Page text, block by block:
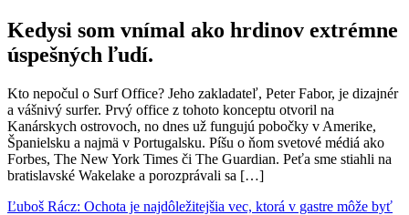
Kedysi som vnímal ako hrdinov extrémne
úspešných ľudí.
Kto nepočul o Surf Office? Jeho zakladateľ, Peter Fabor, je dizajnér
a vášnivý surfer. Prvý office z tohoto konceptu otvoril na
Kanárskych ostrovoch, no dnes už fungujú pobočky v Amerike,
Španielsku a najmä v Portugalsku. Píšu o ňom svetové médiá ako
Forbes, The New York Times či The Guardian. Peťa sme stiahli na
bratislavské Wakelake a porozprávali sa […]
Ľuboš Rácz: Ochota je najdôležitejšia vec, ktorá v gastre môže byť